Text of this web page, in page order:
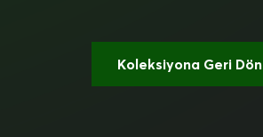
Koleksiyona Geri Dön